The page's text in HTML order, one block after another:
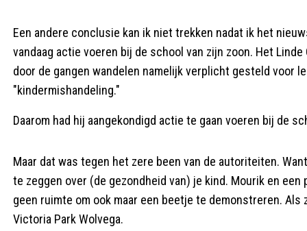
Een andere conclusie kan ik niet trekken nadat ik het
vandaag actie voeren bij de school van zijn zoon. Het
door de gangen wandelen namelijk verplicht gesteld voor
"kindermishandeling."
Daarom had hij aangekondigd actie te gaan voeren bij de
Maar dat was tegen het zere been van de autoriteiten.
te zeggen over (de gezondheid van) je kind. Mourik en
geen ruimte om ook maar een beetje te demonstreren.
Victoria Park Wolvega.